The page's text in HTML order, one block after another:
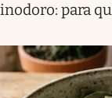
inodoro: para